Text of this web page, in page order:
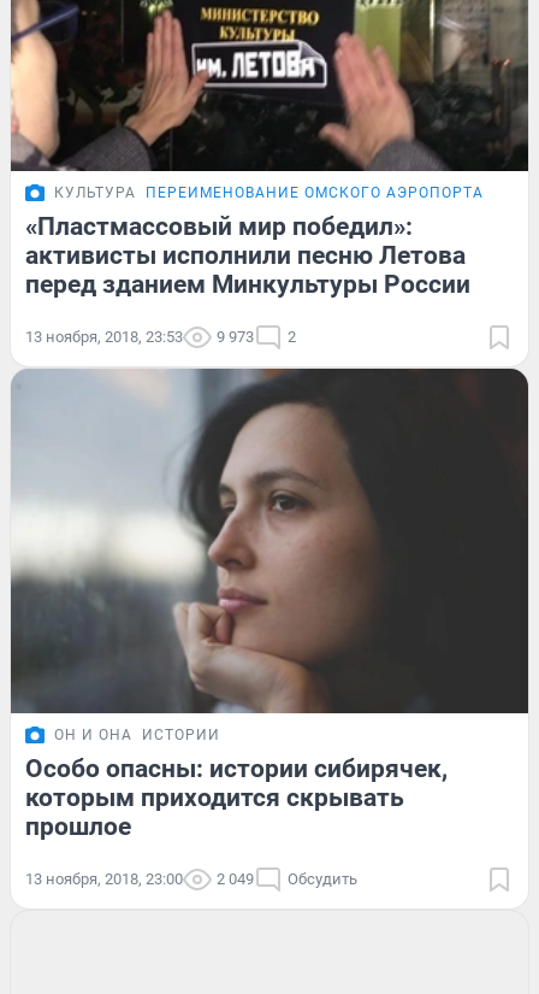
КУЛЬТУРА ПЕРЕИМЕНОВАНИЕ ОМСКОГО АЭРОПОРТА
«Пластмассовый мир победил»:
активисты исполнили песню Летова
перед зданием Минкультуры России
13 ноября, 2018, 23:53 9 973 2
ОН И ОНА ИСТОРИИ
Особо опасны: истории сибирячек,
которым приходится скрывать
прошлое
13 ноября, 2018, 23:00 2 049 Обсудить